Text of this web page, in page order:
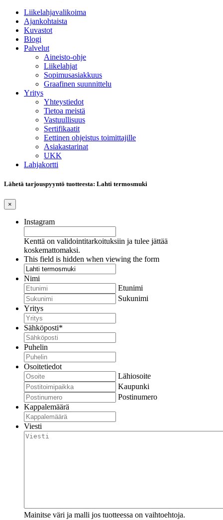
Liikelahjavalikoima
Ajankohtaista
Kuvastot
Blogi
Palvelut
Aineisto-ohje
Liikelahjat
Sopimusasiakkuus
Graafinen suunnittelu
Yritys
Yhteystiedot
Tietoa meistä
Vastuullisuus
Sertifikaatit
Eettinen ohjeistus toimittajille
Asiakastarinat
UKK
Lahjakortti
Lähetä tarjouspyyntö tuotteesta: Lahti termosmuki
×
Instagram
Kenttä on validointitarkoituksiin ja tulee jättää
koskemattomaksi.
This field is hidden when viewing the form
Nimi
Etunimi
Sukunimi
Yritys
Sähköposti*
Puhelin
Osoitetiedot
Lähiosoite
Kaupunki
Postinumero
Kappalemäärä
Viesti
Mainitse väri ja malli jos tuotteessa on vaihtoehtoja.